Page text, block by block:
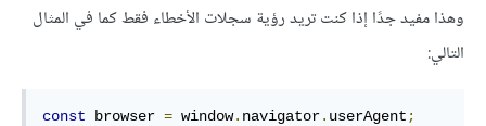
وهذا مفيد جدًا إذا كنت تريد رؤية سجلات الأخطاء فقط كما في المثال
التالي:
const browser = window. navigator. userAgent ;